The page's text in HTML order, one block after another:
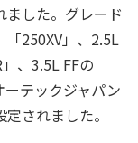
ました。グレード
「250XV」、2.5L
、3.5L FFの
ーテックジャパン
されました。